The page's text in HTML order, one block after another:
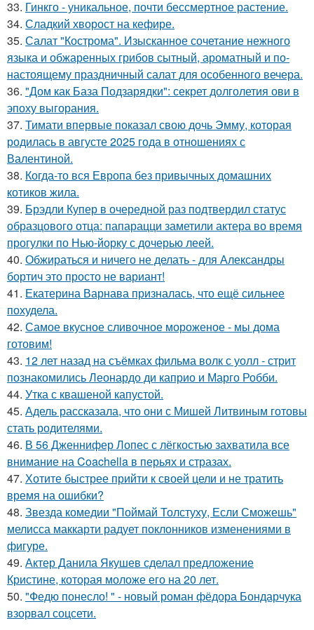
33. Гинкго - уникальное, почти бессмертное растение.
34. Сладкий хворост на кефире.
35. Салат "Кострома". Изысканное сочетание нежного
языка и обжаренных грибов сытный, ароматный и по-
настоящему праздничный салат для особенного вечера.
36. "Дом как База Подзарядки": секрет долголетия ови в
эпоху выгорания.
37. Тимати впервые показал свою дочь Эмму, которая
родилась в августе 2025 года в отношениях с
Валентиной.
38. Когда-то вся Европа без привычных домашних
котиков жила.
39. Брэдли Купер в очередной раз подтвердил статус
образцового отца: папарацци заметили актера во время
прогулки по Нью-йорку с дочерью леей.
40. Обжираться и ничего не делать - для Александры
бортич это просто не вариант!
41. Екатерина Варнава призналась, что ещё сильнее
похудела.
42. Самое вкусное сливочное мороженое - мы дома
готовим!
43. 12 лет назад на съёмках фильма волк с уолл - стрит
познакомились Леонардо ди каприо и Марго Робби.
44. Утка с квашеной капустой.
45. Адель рассказала, что они с Мишей Литвиным готовы
стать родителями.
46. В 56 Дженнифер Лопес с лёгкостью захватила все
внимание на Coachella в перьях и стразах.
47. Хотите быстрее прийти к своей цели и не тратить
время на ошибки?
48. Звезда комедии "Поймай Толстуху, Если Сможешь"
мелисса маккарти радует поклонников изменениями в
фигуре.
49. Актер Данила Якушев сделал предложение
Кристине, которая моложе его на 20 лет.
50. "Федю понесло! " - новый роман фёдора Бондарчука
взорвал соцсети.